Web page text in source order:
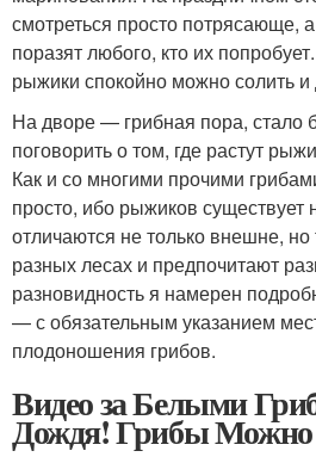
смотреться просто потрясающе,
поразят любого, кто их
рыжики спокойно можно солить и
На дворе — грибная пора,
поговорить о том, где растут
Как и со многими прочими
просто, ибо рыжиков
отличаются не только внешне,
разных лесах и предпочитают
разновидность я намерен
— с обязательным указанием
плодоношения грибов.
Видео за Белыми
Дождя! Грибы Можно